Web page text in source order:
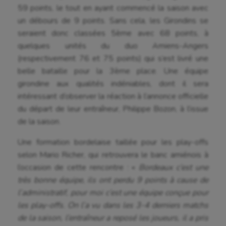
Athlétisme
Aviron
Balle à la main
59 points, le tout en ayant commencé la saison avec
un débours de 9 points. Sans cela, les Girondins se
seraient donc classées 5ème avec 68 points, à
quelques unités du duo Amiens-Angers
(respectivement 76 et 75 points) qui s’est livré une
belle bataille pour la 3ème place. Une équipe
girondine aux qualités indéniables, dont il sera
intéressant d’observer la réaction à l’annonce officielle
du départ de leur entraîneur, Philippe Bozon, à l’issue
de la saison.
Une formation bordelaise taillée pour les play-offs
selon Mario Richer, qui retrouvera le banc amiénois à
l’occasion de cette rencontre : «
Bordeaux c’est une
très bonne équipe, ils ont perdu 9 points à cause de
l’administratif, pour moi c’est une équipe conçue pour
les play-offs. On l’a vu dans les 3-4 derniers matchs
de la saison, l’entraîneur a reposé les joueurs, il a pris